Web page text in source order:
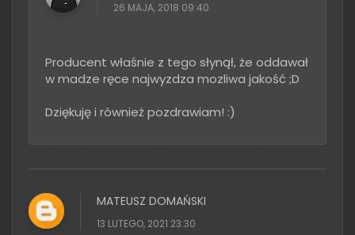
26 MAJA, 2018 09:40
Producent właśnie z tego słynął, że oddawał
w madze ręce najwyzdza mozliwa jakość ;D
Dziękuję i również pozdrawiam! :)
MATEUSZ DOMAŃSKI
13 LUTEGO, 2021 23:30